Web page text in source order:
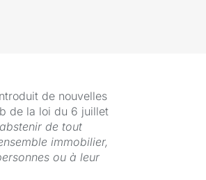
de nouvelles
de la loi du 6 juillet
de tout
immobilier,
ou à leur